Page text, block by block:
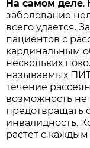
На самом деле.
заболевание
всего удается.
пациентов с
кардинальным
нескольких
называемых
течение
возможность не
предотвращать
инвалидность.
растет с